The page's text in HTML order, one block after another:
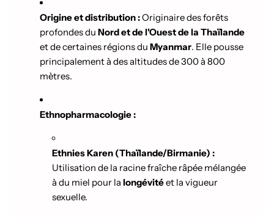
Origine et distribution :Originaire des forêts
profondes du Nord et de l'Ouest de la Thaïlande
et de certaines régions du Myanmar. Elle pousse
principalement à des altitudes de 300 à 800
mètres.
Ethnopharmacologie :
Ethnies Karen (Thaïlande/Birmanie) :
Utilisation de la racine fraîche râpée mélangée
à du miel pour la longévitéet la vigueur
sexuelle.